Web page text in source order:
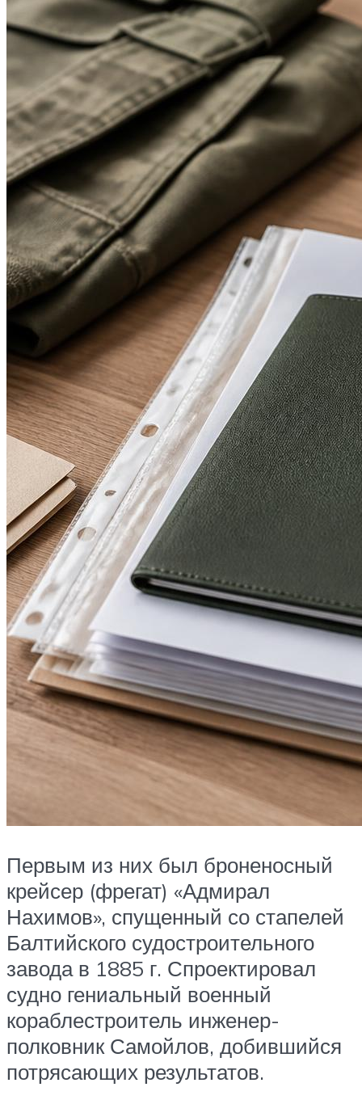
Первым из них был броненосный
крейсер (фрегат) «Адмирал
Нахимов», спущенный со стапелей
Балтийского судостроительного
завода в 1885 г. Спроектировал
судно гениальный военный
кораблестроитель инженер-
полковник Самойлов, добившийся
потрясающих результатов.